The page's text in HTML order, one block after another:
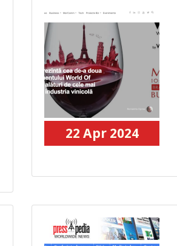
22 Apr 2024